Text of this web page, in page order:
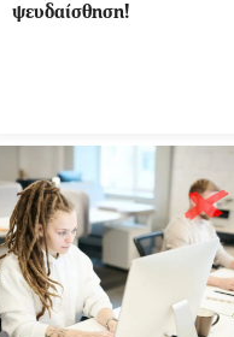
ψευδαίσθηση!